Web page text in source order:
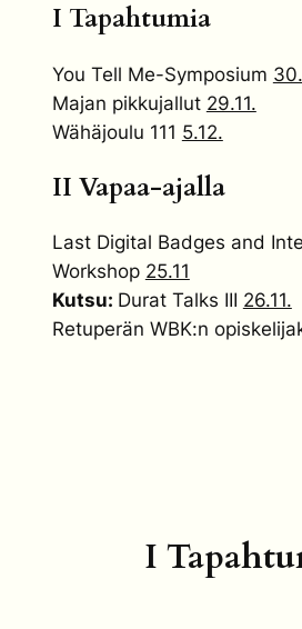
I Tapahtumia
You Tell Me-Symposium
Majan pikkujallut 29.11.
Wähäjoulu 111 5.12.
II Vapaa-ajalla
Last Digital Badges and
Workshop 25.11
Kutsu: Durat Talks III 26.11.
Retuperän WBK:n
I